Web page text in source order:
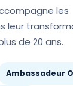
les
leur
de 20 ans.
Ambassadeur